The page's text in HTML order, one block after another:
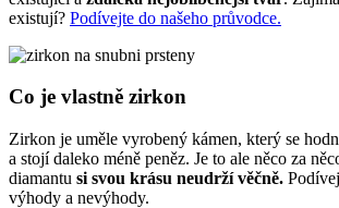
existují? Podívejte do našeho průvodce.
Co je vlastně zirkon
Zirkon je uměle vyrobený kámen, který se
a stojí daleko méně peněz. Je to ale něco za
diamantu si svou krásu neudrží věčně.
výhody a nevýhody.